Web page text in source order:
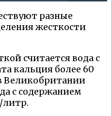
разные
жесткости
считается вода с
кальция более 60
Великобритании
с содержанием
литр.